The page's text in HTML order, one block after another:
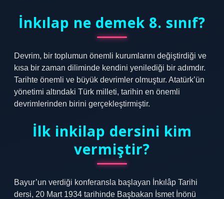
İnkılap ne demek 8. sınıf?
Devrim, bir toplumun önemli kurumlarını değiştirdiği ve
kısa bir zaman diliminde kendini yenilediği bir adımdır.
Tarihte önemli ve büyük devrimler olmuştur. Atatürk’ün
yönetimi altındaki Türk milleti, tarihin en önemli
devrimlerinden birini gerçekleştirmiştir.
İlk inkilap dersini kim
vermiştir?
Bayur’un verdiği konferansla başlayan İnkılâp Tarihi
dersi, 20 Mart 1934 tarihinde Başbakan İsmet İnönü